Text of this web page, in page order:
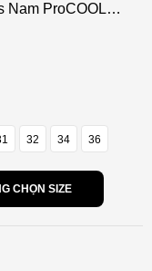
Nam ProCOOL
CoolMax Light Blue
32 34 36
CHỌN SIZE